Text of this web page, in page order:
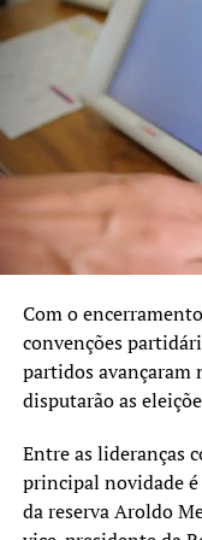
(PPS) e tem José
demais membros
(SD), César
Silveira (PDT), Eric
(Progressistas),
TÓPICOS
5º Edição do
segunda-feira, 25
NÃO SE ESQUEÇA
Câmara aprova
para instalação de
Com o
convenções
partidos avançaram
disputarão as
Entre as lideranças
principal novidade
da reserva Aroldo